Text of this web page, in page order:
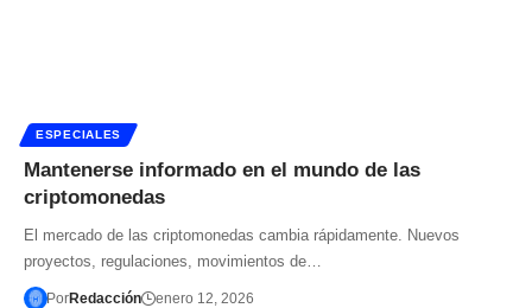
ESPECIALES
Mantenerse informado en el mundo de las
criptomonedas
El mercado de las criptomonedas cambia rápidamente. Nuevos
proyectos, regulaciones, movimientos de…
PorRedacción enero 12, 2026